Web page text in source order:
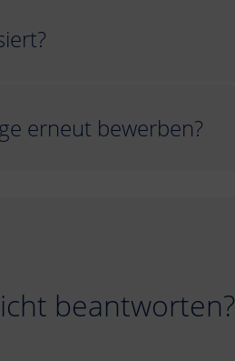
erneut bewerben?
beantworten?